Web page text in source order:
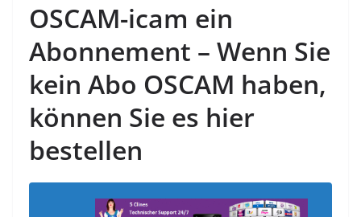
OSCAM-icam ein
Abonnement – Wenn Sie
kein Abo OSCAM haben,
können Sie es hier
bestellen